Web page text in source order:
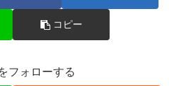
コピー
フォローする